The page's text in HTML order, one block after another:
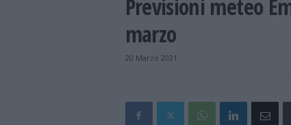
Previsioni meteo
marzo
20 Marzo 2021